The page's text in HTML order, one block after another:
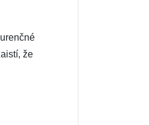
že